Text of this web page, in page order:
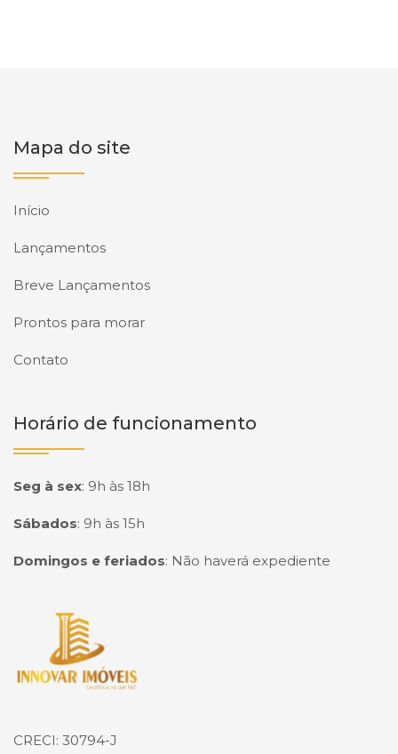
Mapa do site
Início
Lançamentos
Breve Lançamentos
Prontos para morar
Contato
Horário de funcionamento
Seg à sex: 9h às 18h
Sábados: 9h às 15h
Domingos e feriados: Não haverá expediente
Página inicial
CRECI: 30794-J